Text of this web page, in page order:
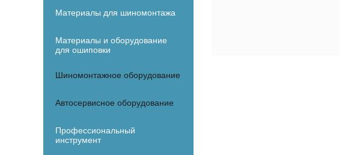
Материалы для шиномонтажа
Материалы и оборудование
для ошиповки
Шиномонтажное оборудование
Автосервисное оборудование
Профессиональный
инструмент